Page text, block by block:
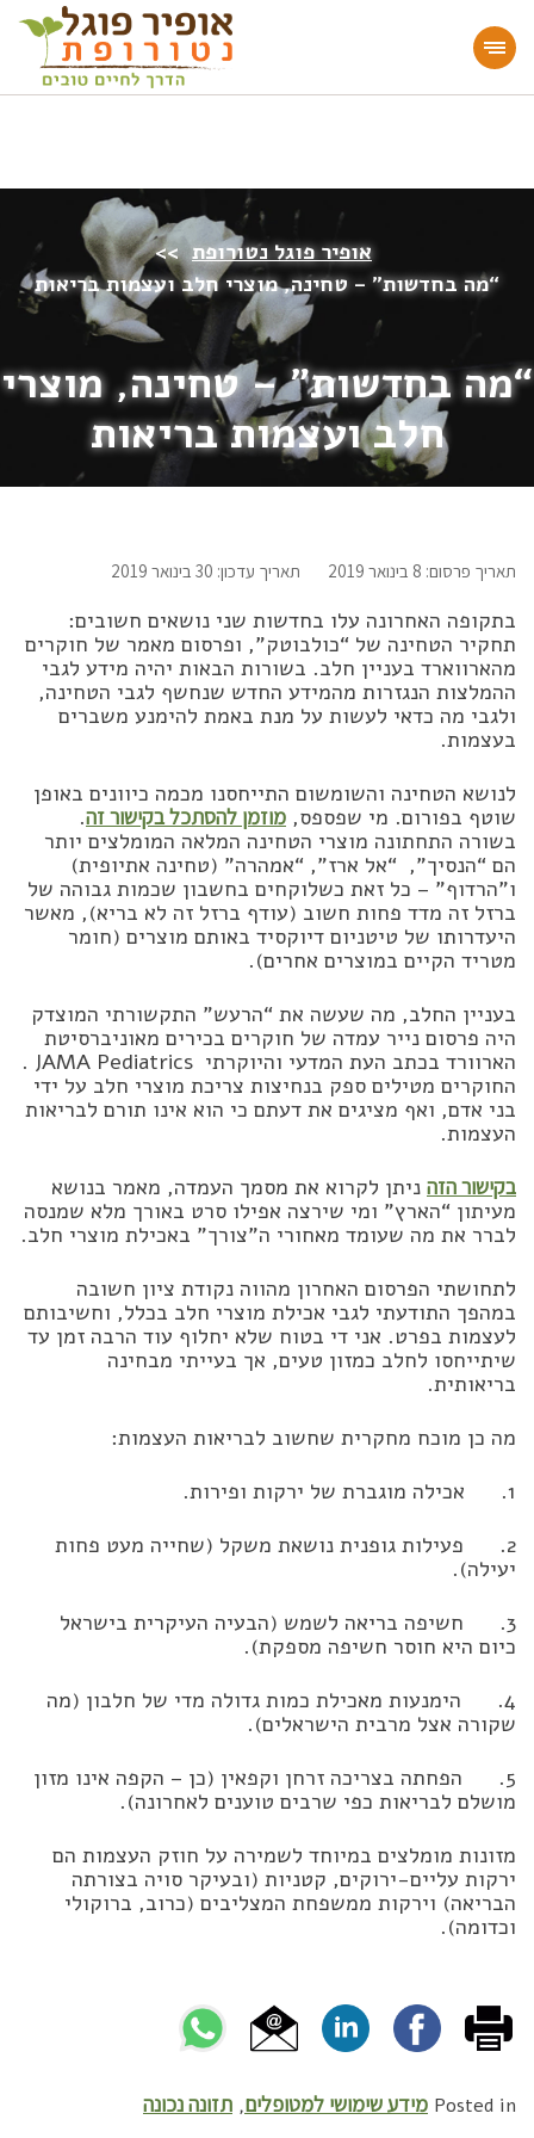
מעוניינים להעמיק או להתחיל דרך חיים בריאה?
הצטרפו לאתר!
אופיר פוגל נטורופת >>
“מה בחדשות” – טחינה, מוצרי חלב ועצמות בריאות
“מה בחדשות” – טחינה, מוצרי
חלב ועצמות בריאות
תאריך פרסום: 8 בינואר 2019 תאריך עדכון: 30 בינואר 2019
בתקופה האחרונה עלו בחדשות שני נושאים חשובים:
תחקיר הטחינה של “כולבוטק”, ופרסום מאמר של חוקרים
מהארווארד בעניין חלב. בשורות הבאות יהיה מידע לגבי
ההמלצות הנגזרות מהמידע החדש שנחשף לגבי הטחינה,
ולגבי מה כדאי לעשות על מנת באמת להימנע משברים
בעצמות.
לנושא הטחינה והשומשום התייחסנו מכמה כיוונים באופן
שוטף בפורום. מי שפספס, מוזמן להסתכל בקישור זה.
בשורה התחתונה מוצרי הטחינה המלאה המומלצים יותר
הם “הנסיך”, “אל ארז”, “אמהרה” (טחינה אתיופית)
ו”הרדוף” – כל זאת כשלוקחים בחשבון שכמות גבוהה של
ברזל זה מדד פחות חשוב (עודף ברזל זה לא בריא), מאשר
היעדרותו של טיטניום דיוקסיד באותם מוצרים (חומר
מטריד הקיים במוצרים אחרים).
בעניין החלב, מה שעשה את “הרעש” התקשורתי המוצדק
היה פרסום נייר עמדה של חוקרים בכירים מאוניברסיטת
הארוורד בכתב העת המדעי והיוקרתי JAMA Pediatrics .
החוקרים מטילים ספק בנחיצות צריכת מוצרי חלב על ידי
בני אדם, ואף מציגים את דעתם כי הוא אינו תורם לבריאות
העצמות.
בקישור הזה ניתן לקרוא את מסמך העמדה, מאמר בנושא
מעיתון “הארץ” ומי שירצה אפילו סרט באורך מלא שמנסה
לברר את מה שעומד מאחורי ה”צורך” באכילת מוצרי חלב.
לתחושתי הפרסום האחרון מהווה נקודת ציון חשובה
במהפך התודעתי לגבי אכילת מוצרי חלב בכלל, וחשיבותם
לעצמות בפרט. אני די בטוח שלא יחלוף עוד הרבה זמן עד
שיתייחסו לחלב כמזון טעים, אך בעייתי מבחינה
בריאותית.
מה כן מוכח מחקרית שחשוב לבריאות העצמות:
1. אכילה מוגברת של ירקות ופירות.
2. פעילות גופנית נושאת משקל (שחייה מעט פחות
יעילה).
3. חשיפה בריאה לשמש (הבעיה העיקרית בישראל
כיום היא חוסר חשיפה מספקת).
4. הימנעות מאכילת כמות גדולה מדי של חלבון (מה
שקורה אצל מרבית הישראלים).
5. הפחתה בצריכה זרחן וקפאין (כן – הקפה אינו מזון
מושלם לבריאות כפי שרבים טוענים לאחרונה).
מזונות מומלצים במיוחד לשמירה על חוזק העצמות הם
ירקות עליים-ירוקים, קטניות (ובעיקר סויה בצורתה
הבריאה) וירקות ממשפחת המצליבים (כרוב, ברוקולי
וכדומה).
Posted in מידע שימושי למטופלים, תזונה נכונה